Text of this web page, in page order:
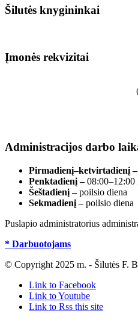
Šilutės knygininkai
Įmonės rekvizitai
Administracijos darbo
Pirmadienį–ketvirtadienį –
Penktadienį –08:00–12:00
Šeštadienį –poilsio diena
Sekmadienį –poilsio diena
Puslapio administratorius
* Darbuotojams
© Copyright 2025 m. - Šilutės F.
Link to Facebook
Link to Youtube
Link to Rss this site